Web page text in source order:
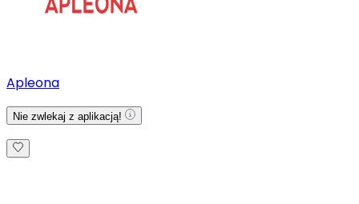
Apleona
Nie zwlekaj z aplikacją!